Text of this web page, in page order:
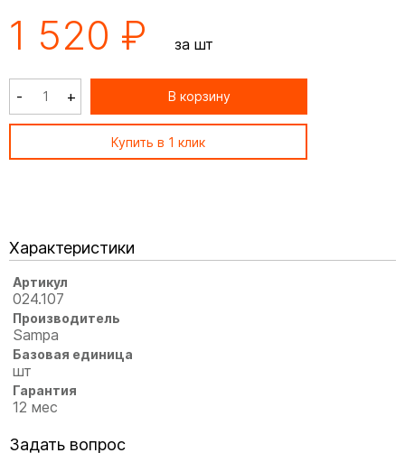
1 520 ₽ за шт
- + В корзину
Купить в 1 клик
Характеристики
Артикул
024.107
Производитель
Sampa
Базовая единица
шт
Гарантия
12 мес
Задать вопрос